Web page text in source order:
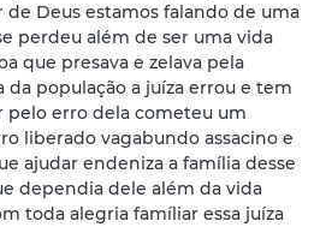
de Deus estamos falando de uma
perdeu além de ser uma vida
que presava e zelava pela
da população a juíza errou e tem
pelo erro dela cometeu um
liberado vagabundo assacino e
ajudar endeniza a família desse
dependia dele além da vida
toda alegria famíliar essa juíza